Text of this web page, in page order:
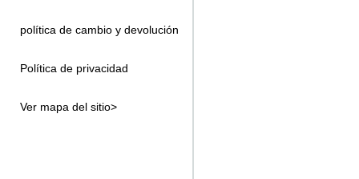
política de cambio y devolución
Política de privacidad
Ver mapa del sitio>